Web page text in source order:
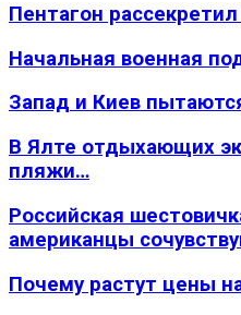
Пентагон
Начальная военная
Запад и Киев
В Ялте отдыхающих
пляжи…
Российская
американцы
Почему растут цены